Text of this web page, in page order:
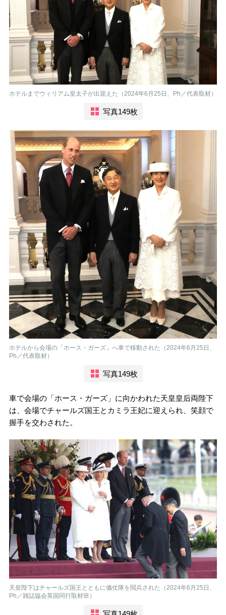
ホテルまでウィリアム皇太子が出迎えた（2024年6月25日、Ph／代表取材）
写真149枚
ホテルから会場の「ホース・ガーズ」へ車で移動された（2024年6月25日、
Ph／代表取材）
写真149枚
車で会場の「ホース・ガーズ」に向かわれた天皇皇后両陛下
は、会場でチャールズ国王とカミラ王妃に迎えられ、笑顔で
握手を交わされた。
天皇陛下はチャールズ国王とともに儀仗隊を閲兵された（2024年6月25日、
Ph／雑誌協会英国同行取材班）